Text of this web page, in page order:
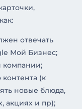
отвечать
Мой Бизнес;
компании;
(к
новые блюда,
акциях и пр);